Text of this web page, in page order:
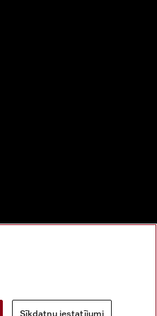
Sīkdatņu iestatījumi